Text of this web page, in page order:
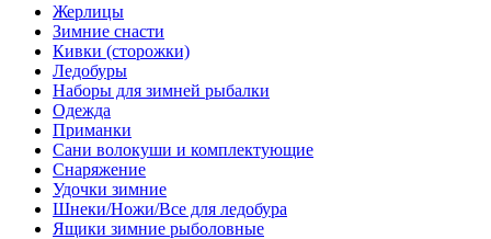
Жерлицы
Зимние снасти
Кивки (сторожки)
Ледобуры
Наборы для зимней рыбалки
Одежда
Приманки
Сани волокуши и комплектующие
Снаряжение
Удочки зимние
Шнеки/Ножи/Все для ледобура
Ящики зимние рыболовные